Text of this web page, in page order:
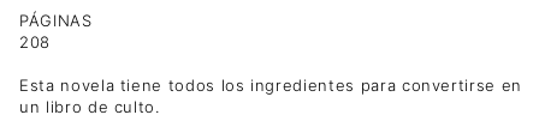
PÁGINAS
208
Esta novela tiene todos los ingredientes para convertirse en
un libro de culto.